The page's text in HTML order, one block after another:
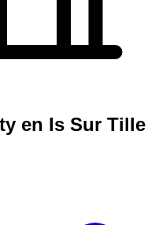
en Is Sur Tille